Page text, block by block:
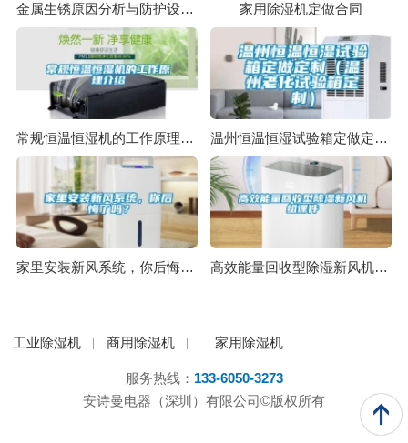
金属生锈原因分析与防护设备推荐_金属除湿机 家用除湿机定做合同
常规恒温恒湿机的工作原理介绍 温州恒温恒湿试验箱定做定制（温州老化试验箱定制）
家里安装新风系统，你后悔了吗？ 高效能量回收型除湿新风机组课件
工业除湿机 商用除湿机 家用除湿机
服务热线： 133-6050-3273
安诗曼电器（深圳）有限公司©版权所有